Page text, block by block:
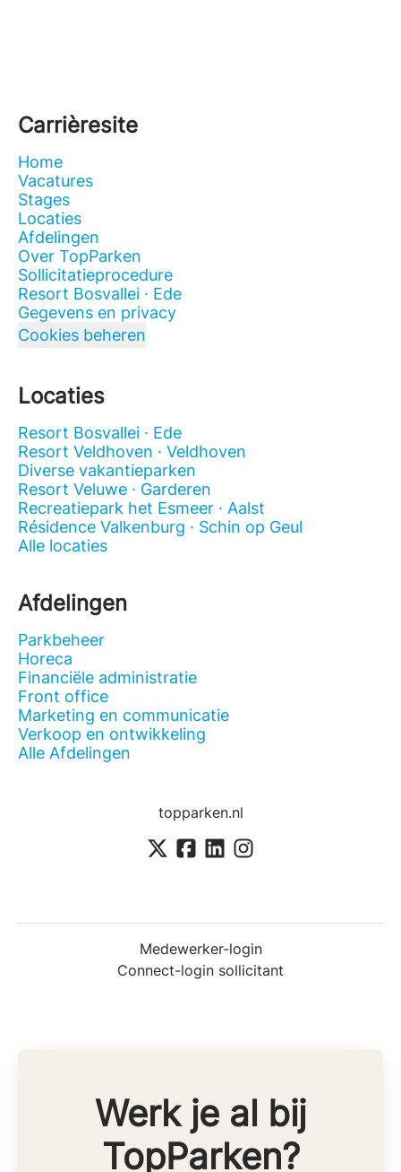
Carrièresite
Home
Vacatures
Stages
Locaties
Afdelingen
Over TopParken
Sollicitatieprocedure
Resort Bosvallei · Ede
Gegevens en privacy
Cookies beheren
Locaties
Resort Bosvallei · Ede
Resort Veldhoven · Veldhoven
Diverse vakantieparken
Resort Veluwe · Garderen
Recreatiepark het Esmeer · Aalst
Résidence Valkenburg · Schin op Geul
Alle locaties
Afdelingen
Parkbeheer
Horeca
Financiële administratie
Front office
Marketing en communicatie
Verkoop en ontwikkeling
Alle Afdelingen
topparken.nl
Medewerker-login
Connect-login sollicitant
Werk je al bij
TopParken?